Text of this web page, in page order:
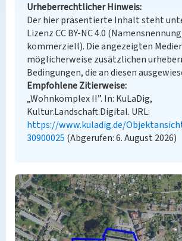
Urheberrechtlicher Hinweis
Der hier präsentierte Inhalt steht
Lizenz CC BY-NC 4.0
kommerziell). Die angezeigten
möglicherweise zusätzlichen
Bedingungen, die an diesen
Empfohlene Zitierweise
„Wohnkomplex II”. In: KuLaDig,
Kultur.Landschaft.Digital. URL:
https://www.kuladig.de/
30900025 (Abgerufen: 6. August 2026)